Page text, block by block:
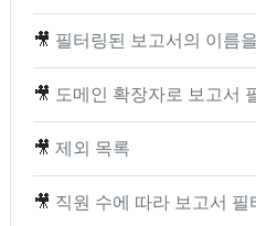
🎥 필터링된 보고서의 이름
🎥 도메인 확장자로 보고서
🎥 제외 목록
🎥 직원 수에 따라 보고서 필